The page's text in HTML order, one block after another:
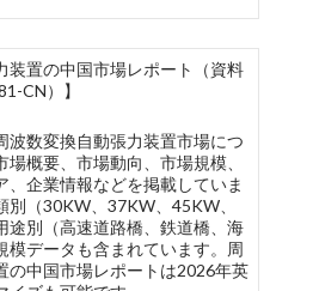
装置の中国市場レポート（資料
CN）】
波数変換自動張力装置市場につ
概要、市場動向、市場規模、
、企業情報などを掲載していま
別（30KW、37KW、45KW、
途別（高速道路橋、鉄道橋、海
模データも含まれています。周
の中国市場レポートは2026年英